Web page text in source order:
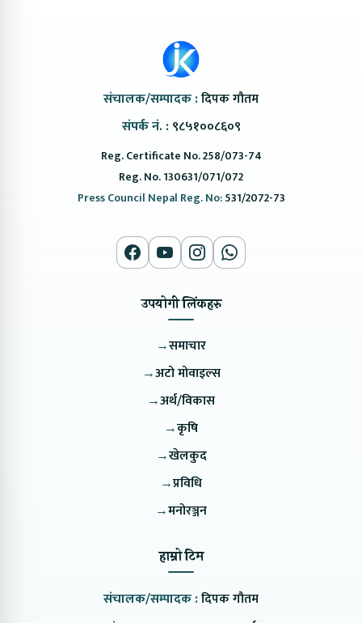
संचालक/सम्पादक :दिपक गौतम
संपर्क नं. : ९८५१००८६०९
Reg. Certificate No. 258/073-74
Reg. No. 130631/071/072
Press Council Nepal Reg. No:531/2072-73
उपयोगी लिंकहरु
→समाचार
→अटो मोवाइल्स
→अर्थ/विकास
→कृषि
→खेलकुद
→प्रविधि
→मनोरञ्जन
हाम्रो टिम
संचालक/सम्पादक :दिपक गौतम